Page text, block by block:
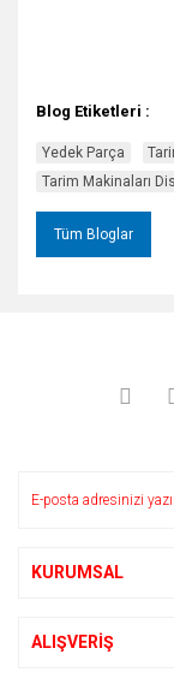
Blog Etiketleri :
Yedek Parça
Tarim Makinaları
Tüm Bloglar
KURUMSAL
ALIŞVERİŞ